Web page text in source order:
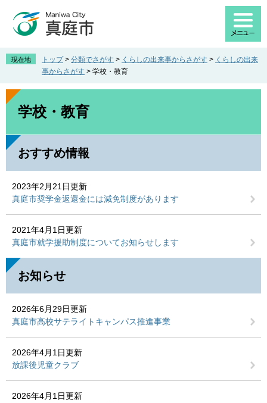
先
。
を
て
現在地 トップ > 分類でさがす > くらしの出来事からさがす > くらしの出来
事からさがす > 学校・教育
本
学校・教育
おすすめ情報
2023年2月21日更新
真庭市奨学金返還金には減免制度があります
2021年4月1日更新
真庭市就学援助制度についてお知らせします
お知らせ
2026年6月29日更新
真庭市高校サテライトキャンパス推進事業
2026年4月1日更新
放課後児童クラブ
2026年4月1日更新